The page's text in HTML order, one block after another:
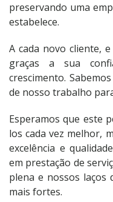
preservando uma
estabelece.
A cada novo cliente,
graças a sua
crescimento.
de nosso trabalho
Esperamos que este
los cada vez melhor,
excelência e
em prestação de
plena e nossos laços
mais fortes.